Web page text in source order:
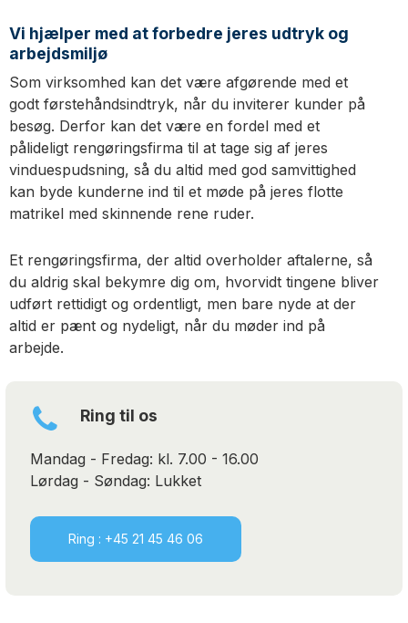
Vi hjælper med at forbedre jeres udtryk og
arbejdsmiljø
Som virksomhed kan det være afgørende med et
godt førstehåndsindtryk, når du inviterer kunder på
besøg. Derfor kan det være en fordel med et
pålideligt rengøringsfirma til at tage sig af jeres
vinduespudsning, så du altid med god samvittighed
kan byde kunderne ind til et møde på jeres flotte
matrikel med skinnende rene ruder.
Et rengøringsfirma, der altid overholder aftalerne, så
du aldrig skal bekymre dig om, hvorvidt tingene bliver
udført rettidigt og ordentligt, men bare nyde at der
altid er pænt og nydeligt, når du møder ind på
arbejde.
Ring til os
Mandag - Fredag: kl. 7.00 - 16.00
Lørdag - Søndag: Lukket
Ring : +45 21 45 46 06